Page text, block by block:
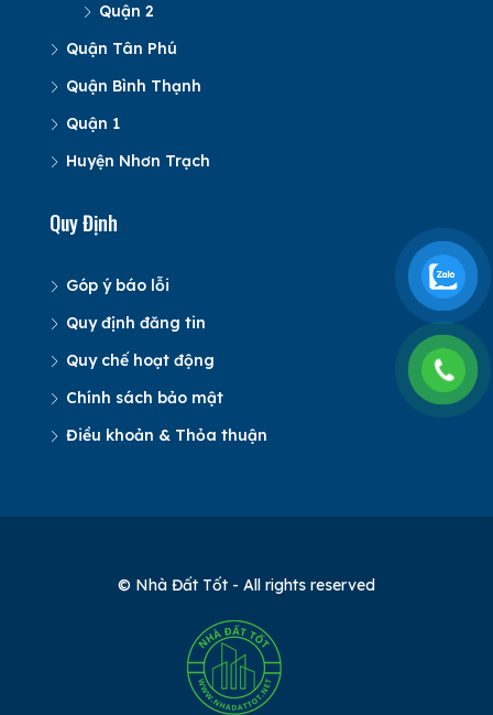
Quận 2
Quận Tân Phú
Quận Bình Thạnh
Quận 1
Huyện Nhơn Trạch
Quy Định
Góp ý báo lỗi
Quy định đăng tin
Quy chế hoạt động
Chính sách bảo mật
Điều khoản & Thỏa thuận
© Nhà Đất Tốt - All rights reserved